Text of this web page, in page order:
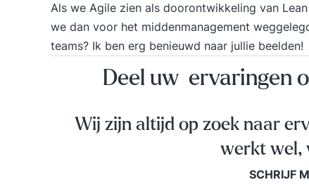
Als we Agile zien als doorontwikkeling van
we dan voor het middenmanagement
teams? Ik ben erg benieuwd naar jullie beelden!
Deel uw ervaringen
Wij zijn altijd op zoek naar
werkt wel,
SCHRIJF